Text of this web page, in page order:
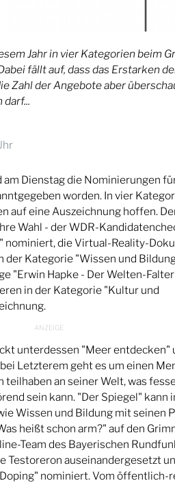
Jahr in vier Kategorien beim
fällt auf, dass das Erstarken
Zahl der Angebote aber
am Dienstag die Nominierungen
worden. In vier
auf eine Auszeichnung hoffen.
Wahl - der WDR-
nominiert, die Virtual-Reality-
der Kategorie "Wissen und
"Erwin Hapke - Der Welten-
in der Kategorie "Kultur und
unterdessen "Meer entdecken"
Letzterem geht es um einen
an seiner Welt, was
sein kann. "Der Spiegel" kann
Wissen und Bildung mit seinen
heißt schon arm?" auf den
Team des Bayerischen
Testoreron auseinandergesetzt
nominiert. Vom öffentlich-